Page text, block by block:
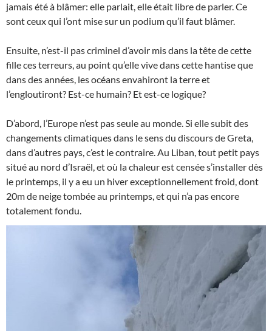
jamais été à blâmer: elle parlait, elle était libre de parler. Ce
sont ceux qui l’ont mise sur un podium qu’il faut blâmer.
Ensuite, n’est-il pas criminel d’avoir mis dans la tête de cette
fille ces terreurs, au point qu’elle vive dans cette hantise que
dans des années, les océans envahiront la terre et
l’engloutiront? Est-ce humain? Et est-ce logique?
D’abord, l’Europe n’est pas seule au monde. Si elle subit des
changements climatiques dans le sens du discours de Greta,
dans d’autres pays, c’est le contraire. Au Liban, tout petit pays
situé au nord d’Israël, et où la chaleur est censée s’installer dès
le printemps, il y a eu un hiver exceptionnellement froid, dont
20m de neige tombée au printemps, et qui n’a pas encore
totalement fondu.